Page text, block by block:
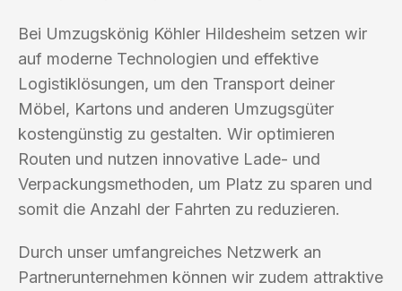
Bei Umzugskönig Köhler Hildesheim setzen wir
auf moderne Technologien und effektive
Logistiklösungen, um den Transport deiner
Möbel, Kartons und anderen Umzugsgüter
kostengünstig zu gestalten. Wir optimieren
Routen und nutzen innovative Lade- und
Verpackungsmethoden, um Platz zu sparen und
somit die Anzahl der Fahrten zu reduzieren.
Durch unser umfangreiches Netzwerk an
Partnerunternehmen können wir zudem attraktive